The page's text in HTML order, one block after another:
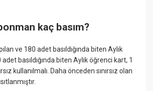
kaç basım?
ve 180 adet basıldığında biten Aylık
basıldığında biten Aylık öğrenci kart, 1
kullanılmalı. Daha önceden sınırsız olan